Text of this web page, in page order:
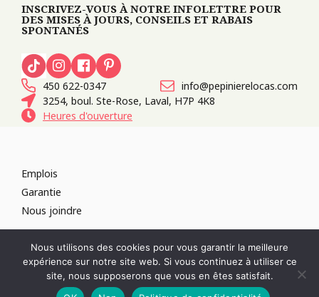
INSCRIVEZ-VOUS À NOTRE INFOLETTRE POUR
DES MISES À JOURS, CONSEILS ET RABAIS
SPONTANÉS
450 622-0347
info@pepinierelocas.com
3254, boul. Ste-Rose, Laval, H7P 4K8
Heures d'ouverture
Emplois
Garantie
Nous joindre
SITES WEB :PAR DESIGN, AGENCE WEB
RÉVOQUER LE CONSENTEMENT
POLITIQUE DE CONFIDENTIALITÉ
Nous utilisons des cookies pour vous garantir la meilleure
expérience sur notre site web. Si vous continuez à utiliser ce
site, nous supposerons que vous en êtes satisfait.